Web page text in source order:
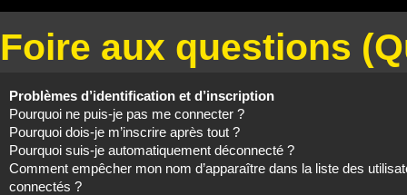
Foire aux questions
Problèmes d’identification et d’inscription
Pourquoi ne puis-je pas me connecter ?
Pourquoi dois-je m’inscrire après tout ?
Pourquoi suis-je automatiquement déconnecté ?
Comment empêcher mon nom d’apparaître dans la liste des
connectés ?